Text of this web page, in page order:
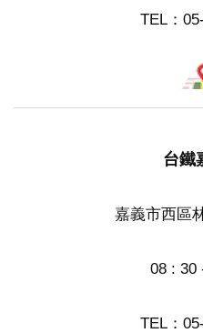
TEL：
台鐵
嘉義市西區
08 : 30
TEL：